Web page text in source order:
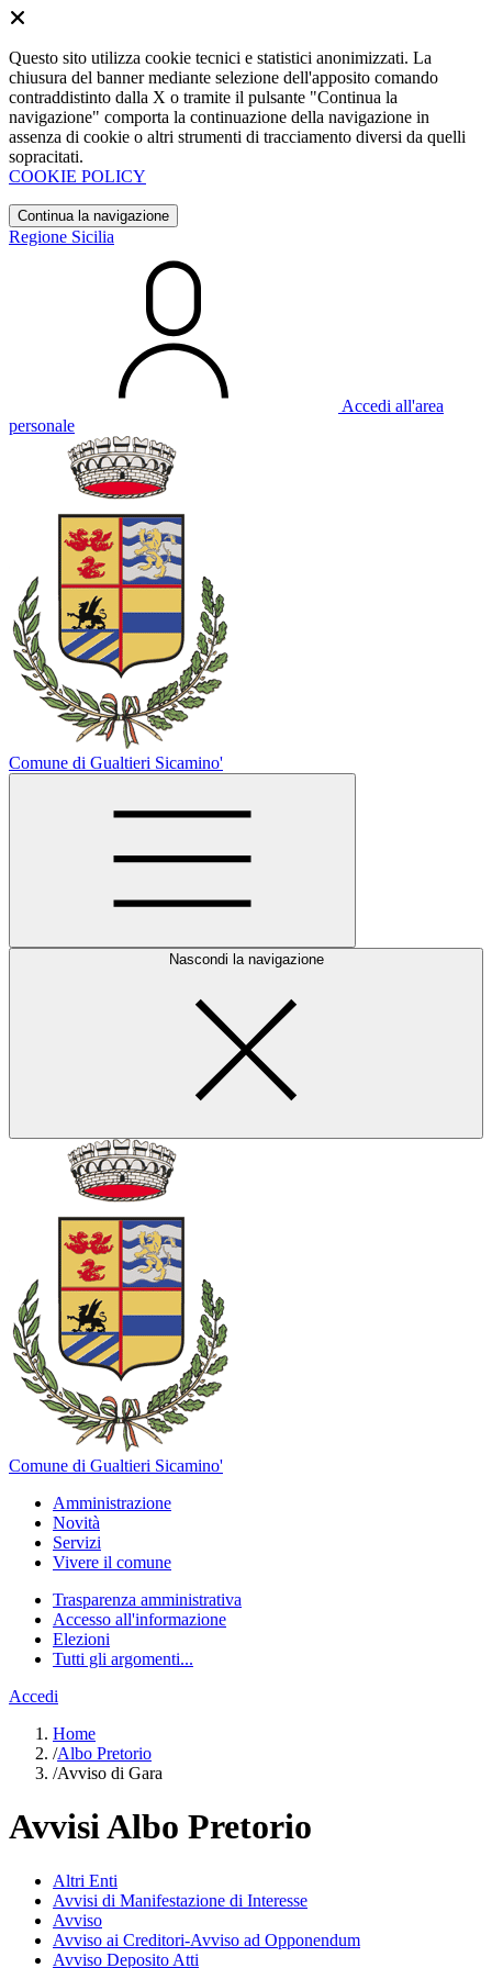
Questo sito utilizza cookie tecnici e statistici anonimizzati. La
chiusura del banner mediante selezione dell'apposito comando
contraddistinto dalla X o tramite il pulsante "Continua la
navigazione" comporta la continuazione della navigazione in
assenza di cookie o altri strumenti di tracciamento diversi da quelli
sopracitati.
COOKIE POLICY
Continua la navigazione
Regione Sicilia
Accedi all'area
personale
Comune di Gualtieri Sicamino'
Nascondi la navigazione
Comune di Gualtieri Sicamino'
Amministrazione
Novità
Servizi
Vivere il comune
Trasparenza amministrativa
Accesso all'informazione
Elezioni
Tutti gli argomenti...
Accedi
Home
/Albo Pretorio
/Avviso di Gara
Avvisi Albo Pretorio
Altri Enti
Avvisi di Manifestazione di Interesse
Avviso
Avviso ai Creditori-Avviso ad Opponendum
Avviso Deposito Atti